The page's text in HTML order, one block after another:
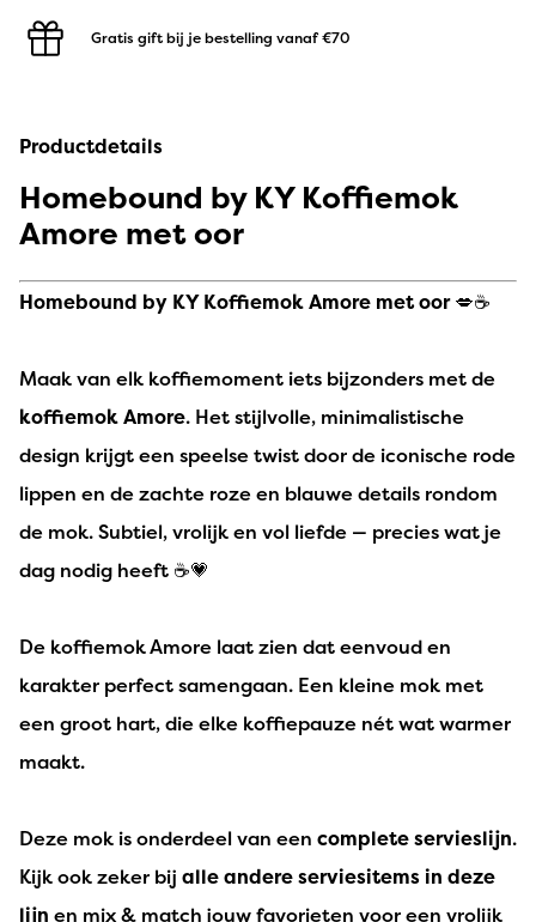
Gratis gift bij je bestelling vanaf €70
Productdetails
Homebound by KY Koffiemok
Amore met oor
Homebound by KY Koffiemok Amore met oor💋☕
Maak van elk koffiemoment iets bijzonders met de
koffiemok Amore. Het stijlvolle, minimalistische
design krijgt een speelse twist door de iconische rode
lippen en de zachte roze en blauwe details rondom
de mok. Subtiel, vrolijk en vol liefde — precies wat je
dag nodig heeft ☕💗
De koffiemok Amore laat zien dat eenvoud en
karakter perfect samengaan. Een kleine mok met
een groot hart, die elke koffiepauze nét wat warmer
maakt.
Deze mok is onderdeel van een complete servieslijn.
Kijk ook zeker bij alle andere serviesitems in deze
lijn en mix & match jouw favorieten voor een vrolijk